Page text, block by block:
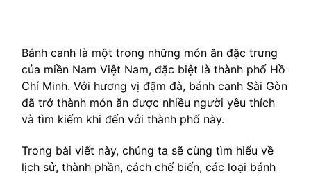
Bánh canh là một trong những món ăn đặc trưng
của miền Nam Việt Nam, đặc biệt là thành phố Hồ
Chí Minh. Với hương vị đậm đà, bánh canh Sài Gòn
đã trở thành món ăn được nhiều người yêu thích
và tìm kiếm khi đến với thành phố này.
Trong bài viết này, chúng ta sẽ cùng tìm hiểu về
lịch sử, thành phần, cách chế biến, các loại bánh